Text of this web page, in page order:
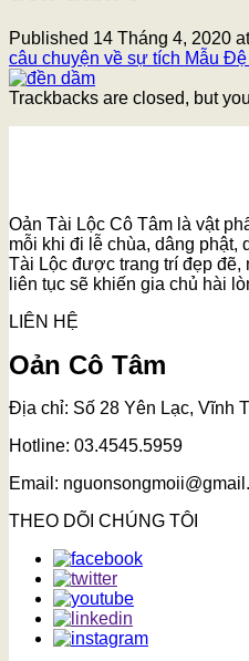
Published 14 Tháng 4, 2020
câu chuyện về sự tích Mẫu
Trackbacks are closed, but
Oản Tài Lộc Cô Tâm là vật
mỗi khi đi lễ chùa, dâng phật,
Tài Lộc được trang trí đẹp
liên tục sẽ khiến gia chủ hài
LIÊN HỆ
Oản Cô Tâm
Địa chỉ: Số 28 Yên Lạc, Vĩnh
Hotline: 03.4545.5959
Email:
THEO DÕI CHÚNG TÔI